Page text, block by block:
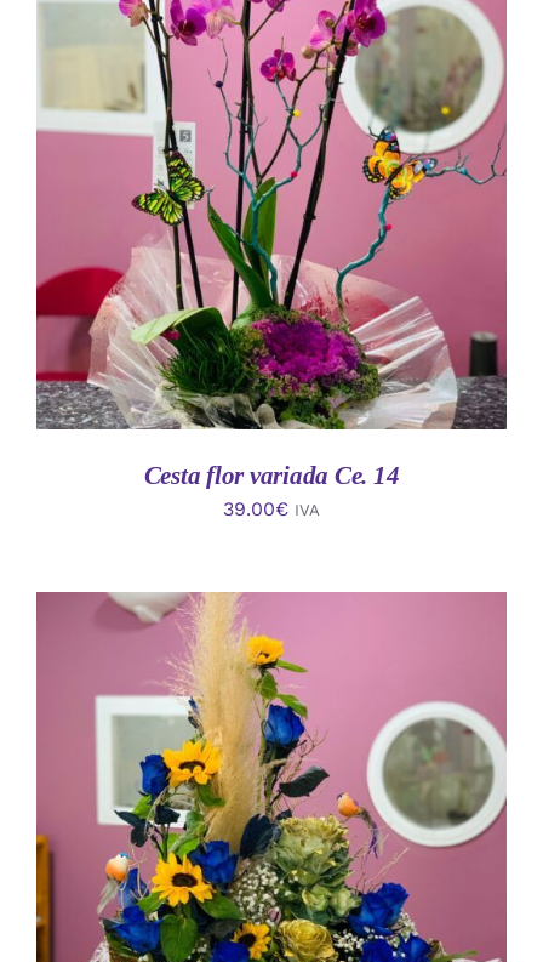
AÑADIR AL CARRITO
/
DETALLES
Cesta flor variada Ce. 14
39.00€ IVA
AÑADIR AL CARRITO
/
DETALLES